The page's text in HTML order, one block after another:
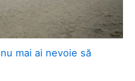
mai ai nevoie să